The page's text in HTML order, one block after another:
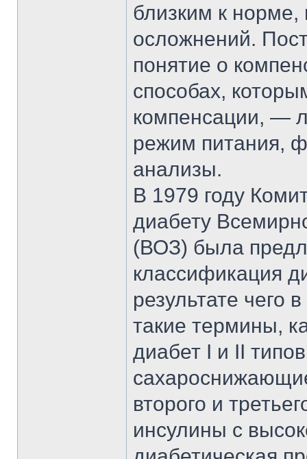
близким к норме,
осложнений.
понятие о
способах,
компенсации, —
режим питания,
анализы.
В 1979 году
диабету
(ВОЗ) была
классификация
результате чего
такие термины,
диабет I и II
второго и
инсулины с